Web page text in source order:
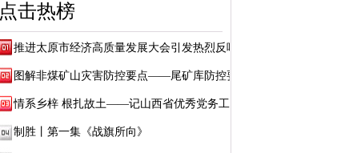
点击热榜
推进太原市经济高质量发展大会引发热烈反响
图解非煤矿山灾害防控要点——尾矿库防控要点
情系乡梓 根扎故土——记山西省优秀党务工作...
制胜丨第一集《战旗所向》